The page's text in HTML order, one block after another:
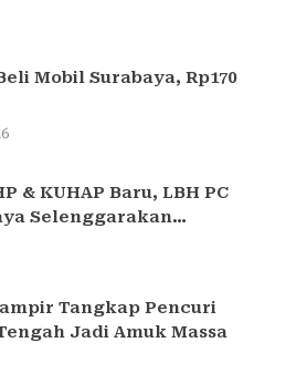
Surabaya
Mobil Surabaya, Rp170
& KUHAP Baru, LBH PC
Selenggarakan
Tangkap Pencuri
Jadi Amuk Massa